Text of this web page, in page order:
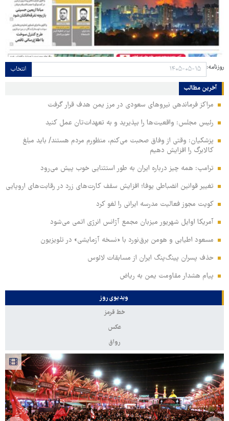
روزنامه: انتخاب
آخرین مطالب
مراکز فرماندهی نیروهای سعودی در مرز یمن هدف قرار گرفت
رئیس مجلس: واقعیت‌ها را بپذیرید و به تعهدات‌تان عمل کنید
پزشکیان: وقتی از وفاق صحبت می‌کنم، منظورم مردم هستند/ باید مبلغ
کالابرگ را افزایش دهیم
ترامپ: همه چیز درباره ایران به طور استثنایی خوب پیش می‌رود
تغییر قوانین انضباطی یوفا؛ افزایش سقف کارت‌های زرد در رقابت‌های اروپایی
کویت مجوز فعالیت مدرسه ایرانی را لغو کرد
آمریکا اوایل شهریور میزبان مجمع آژانس انرژی اتمی می‌شود
مسعود اطیابی و هومن برق‌نورد با «نسخه آزمایشی» در تلویزیون
حذف پسران پینگ‌پنگ ایران از مسابقات لائوس
پیام هشدار مقاومت یمن به ریاض
ویدیوی روز
خط قرمز
عکس
رواق